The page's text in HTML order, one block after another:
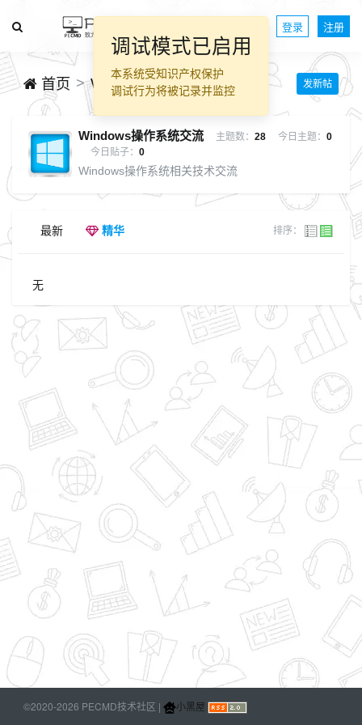
登录 注册
首页 Windows操作系统交流 发新帖
Windows操作系统交流 主题数： 28 今日主题： 0
今日贴子： 0
Windows操作系统相关技术交流
最新 精华 排序：
无
©2020-2026 PECMD技术社区 | 小黑屋
调试模式已启用
本系统受知识产权保护
调试行为将被记录并监控